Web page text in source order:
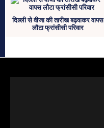
दिल्‍ली से वीजा की तारीख बढ़वाकर वापस
लौटा फ्रांसीसी परिवार